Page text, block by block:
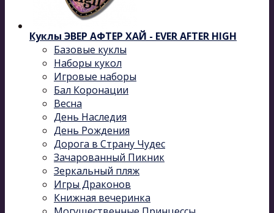
Куклы ЭВЕР АФТЕР ХАЙ - EVER AFTER HIGH
Базовые куклы
Наборы кукол
Игровые наборы
Бал Коронации
Весна
День Наследия
День Рождения
Дорога в Страну Чудес
Зачарованный Пикник
Зеркальный пляж
Игры Драконов
Книжная вечеринка